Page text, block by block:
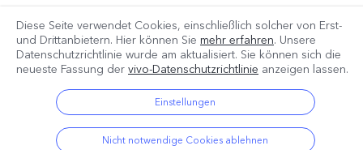
Log aktualisieren
Garantiebestimmungen
Deutschland | Land/Region auswählen
© 2026 vivo Mobile Communication Co., Ltd. Alle Rechte
vorbehalten.
Datenschutz Bestimmungen
Cookie Richtlinie
Diese Seite verwendet Cookies, einschließlich solcher von Erst-
und Drittanbietern. Hier können Sie mehr erfahren. Unsere
Datenschutzrichtlinie wurde am aktualisiert. Sie können sich die
neueste Fassung der vivo-Datenschutzrichtlinie anzeigen lassen.
Einstellungen
Nicht notwendige Cookies ablehnen